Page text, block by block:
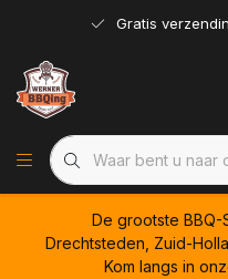
Gratis
De grootste
Drechtsteden, Zuid-
Kom langs in